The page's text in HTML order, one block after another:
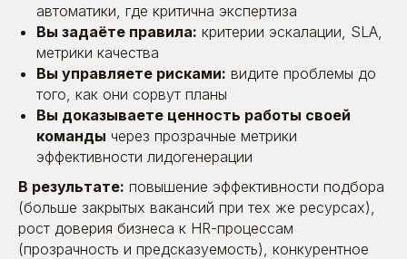
автоматики, где критична экспертиза
Вы задаёте правила: критерии эскалации, SLA,
метрики качества
Вы управляете рисками: видите проблемы до
того, как они сорвут планы
Вы доказываете ценность работы своей
команды через прозрачные метрики
эффективности лидогенерации
В результате: повышение эффективности подбора
(больше закрытых вакансий при тех же ресурсах),
рост доверия бизнеса к HR-процессам
(прозрачность и предсказуемость), конкурентное
г. Москва, Духовской пер., д. 17,
эт. 1, пом. V
8 (495) 642-59-95
Пользовательское
соглашение
© 2026. Все права защищены | ООО «Бета
Онлайн» ИНН:7725726988
ОГРН:1117746478409 Позиция ТН ВЭД 8523 49
990 0 Позиция ОКПД 2 58.29.13 ОКВЭД - 63.11.1
Коды видов деятельности в области
информационных технологий: 1.01 ; 3.01 ; 26.01
info@betaonline.ru